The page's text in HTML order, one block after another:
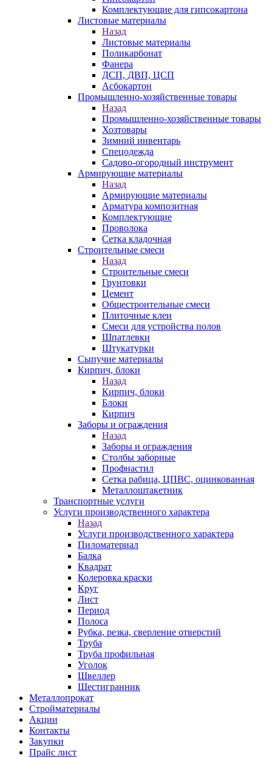
Комплектующие для гипсокартона
Листовые материалы
Назад
Листовые материалы
Поликарбонат
Фанера
ДСП, ДВП, ЦСП
Асбокартон
Промышленно-хозяйственные товары
Назад
Промышленно-хозяйственные товары
Хозтовары
Зимний инвентарь
Спецодежда
Садово-огородный инструмент
Армирующие материалы
Назад
Армирующие материалы
Арматура композитная
Комплектующие
Проволока
Сетка кладочная
Строительные смеси
Назад
Строительные смеси
Грунтовки
Цемент
Общестроительные смеси
Плиточные клеи
Смеси для устройства полов
Шпатлевки
Штукатурки
Сыпучие материалы
Кирпич, блоки
Назад
Кирпич, блоки
Блоки
Кирпич
Заборы и ограждения
Назад
Заборы и ограждения
Столбы заборные
Профнастил
Сетка рабица, ЦПВС, оцинкованная
Металлоштакетник
Транспортные услуги
Услуги производственного характера
Назад
Услуги производственного характера
Пиломатериал
Балка
Квадрат
Колеровка краски
Круг
Лист
Период
Полоса
Рубка, резка, сверление отверстий
Труба
Труба профильная
Уголок
Швеллер
Шестигранник
Металлопрокат
Стройматериалы
Акции
Контакты
Закупки
Прайс лист